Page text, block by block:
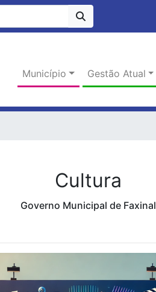
Município Gestão Atual
Cultura
Governo Municipal de Faxinal